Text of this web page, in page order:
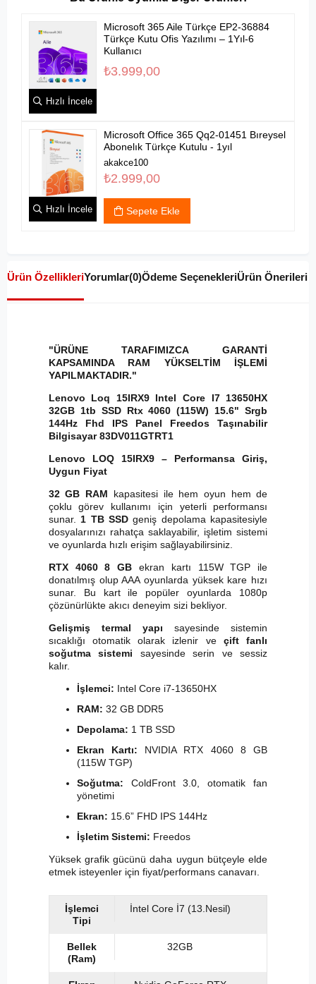
Hızlı İncele
Microsoft 365 Aile Türkçe EP2-36884
Türkçe Kutu Ofis Yazılımı – 1Yıl-6
Kullanıcı
₺3.999,00
Hızlı İncele
Microsoft Office 365 Qq2-01451 Bıreysel
Abonelık Türkçe Kutulu - 1yıl
akakce100
₺2.999,00
Sepete Ekle
Ürün ÖzellikleriYorumlar(0)Ödeme SeçenekleriÜrün Önerileri
"ÜRÜNE TARAFIMIZCA GARANTİ
KAPSAMINDA RAM YÜKSELTİM İŞLEMİ
YAPILMAKTADIR."
Lenovo Loq 15IRX9 Intel Core I7 13650HX
32GB 1tb SSD Rtx 4060 (115W) 15.6" Srgb
144Hz Fhd IPS Panel Freedos Taşınabilir
Bilgisayar 83DV011GTRT1
Lenovo LOQ 15IRX9 – Performansa Giriş,
Uygun Fiyat
32 GB RAM kapasitesi ile hem oyun hem de
çoklu görev kullanımı için yeterli performansı
sunar.1 TB SSD geniş depolama kapasitesiyle
dosyalarınızı rahatça saklayabilir, işletim sistemi
ve oyunlarda hızlı erişim sağlayabilirsiniz.
RTX 4060 8 GB ekran kartı 115W TGP ile
donatılmış olup AAA oyunlarda yüksek kare hızı
sunar. Bu kart ile popüler oyunlarda 1080p
çözünürlükte akıcı deneyim sizi bekliyor.
Gelişmiş termal yapı sayesinde sistemin
sıcaklığı otomatik olarak izlenir ve çift fanlı
soğutma sistemi sayesinde serin ve sessiz
kalır.
İşlemci: Intel Core i7-13650HX
RAM: 32 GB DDR5
Depolama: 1 TB SSD
Ekran Kartı: NVIDIA RTX 4060 8 GB
(115W TGP)
Soğutma: ColdFront 3.0, otomatik fan
yönetimi
Ekran: 15.6” FHD IPS 144Hz
İşletim Sistemi: Freedos
Yüksek grafik gücünü daha uygun bütçeyle elde
etmek isteyenler için fiyat/performans canavarı.
İşlemci
Tipi
İntel Core İ7 (13.Nesil)
Bellek
(Ram)
32GB